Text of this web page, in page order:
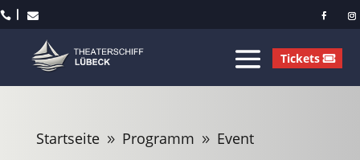
 
Tickets
Startseite 9 Programm 9 Event